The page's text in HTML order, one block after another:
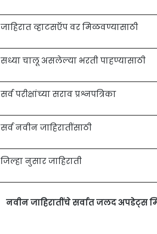
जाहिरात व्हाटसऍप वर मिळवण्यासाठी
सध्या चालू असलेल्या भरती पाहण्यासाठी
सर्व परीक्षांच्या सराव प्रश्नपत्रिका
सर्व नवीन जाहिरातींसाठी
जिल्हा नुसार जाहिराती
नवीन जाहिरातींचे सर्वात जलद अपडेट्स